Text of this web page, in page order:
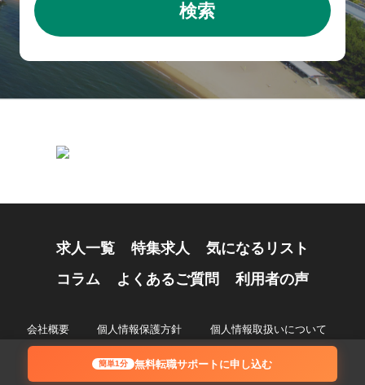
検索
簡単1分 無料転職サポートに申し込む
求人一覧 特集求人
気になるリスト
コラム
よくあるご質問 利用者の声
会社概要 個人情報保護方針 個人情報取扱いについて
© 2024 Recruiting Partners Co.,Ltd.